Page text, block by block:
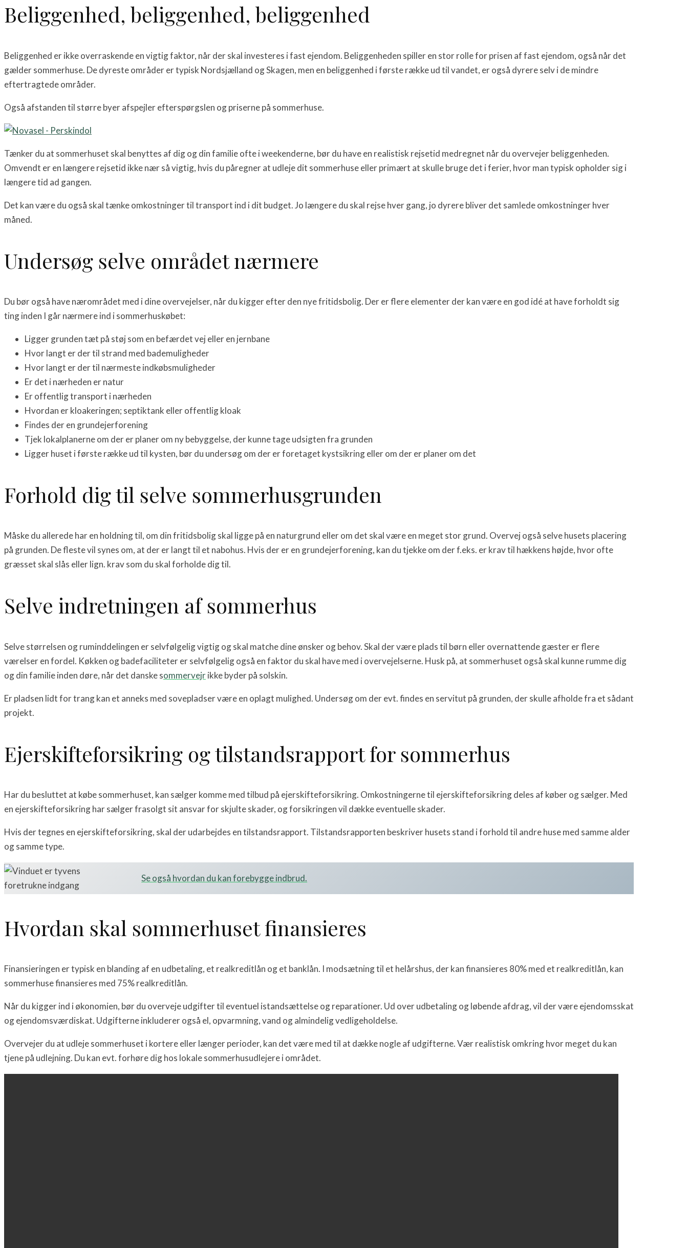
Beliggenhed, beliggenhed, beliggenhed
Beliggenhed er ikke overraskende en vigtig faktor, når der skal investeres i fast ejendom. Beliggenheden spiller en stor rolle for prisen af fast ejendom, også når det
gælder sommerhuse. De dyreste områder er typisk Nordsjælland og Skagen, men en beliggenhed i første række ud til vandet, er også dyrere selv i de mindre
eftertragtede områder.
Også afstanden til større byer afspejler efterspørgslen og priserne på sommerhuse.
Tænker du at sommerhuset skal benyttes af dig og din familie ofte i weekenderne, bør du have en realistisk rejsetid medregnet når du overvejer beliggenheden.
Omvendt er en længere rejsetid ikke nær så vigtig, hvis du påregner at udleje dit sommerhuse eller primært at skulle bruge det i ferier, hvor man typisk opholder sig i
længere tid ad gangen.
Det kan være du også skal tænke omkostninger til transport ind i dit budget. Jo længere du skal rejse hver gang, jo dyrere bliver det samlede omkostninger hver
måned.
Undersøg selve området nærmere
Du bør også have nærområdet med i dine overvejelser, når du kigger efter den nye fritidsbolig. Der er flere elementer der kan være en god idé at have forholdt sig
ting inden I går nærmere ind i sommerhuskøbet:
Ligger grunden tæt på støj som en befærdet vej eller en jernbane
Hvor langt er der til strand med bademuligheder
Hvor langt er der til nærmeste indkøbsmuligheder
Er det i nærheden er natur
Er offentlig transport i nærheden
Hvordan er kloakeringen; septiktank eller offentlig kloak
Findes der en grundejerforening
Tjek lokalplanerne om der er planer om ny bebyggelse, der kunne tage udsigten fra grunden
Ligger huset i første række ud til kysten, bør du undersøg om der er foretaget kystsikring eller om der er planer om det
Forhold dig til selve sommerhusgrunden
Måske du allerede har en holdning til, om din fritidsbolig skal ligge på en naturgrund eller om det skal være en meget stor grund. Overvej også selve husets placering
på grunden. De fleste vil synes om, at der er langt til et nabohus. Hvis der er en grundejerforening, kan du tjekke om der f.eks. er krav til hækkens højde, hvor ofte
græsset skal slås eller lign. krav som du skal forholde dig til.
Selve indretningen af sommerhus
Selve størrelsen og ruminddelingen er selvfølgelig vigtig og skal matche dine ønsker og behov. Skal der være plads til børn eller overnattende gæster er flere
værelser en fordel. Køkken og badefaciliteter er selvfølgelig også en faktor du skal have med i overvejelserne. Husk på, at sommerhuset også skal kunne rumme dig
og din familie inden døre, når det danske sommervejrikke byder på solskin.
Er pladsen lidt for trang kan et anneks med sovepladser være en oplagt mulighed. Undersøg om der evt. findes en servitut på grunden, der skulle afholde fra et sådant
projekt.
Ejerskifteforsikring og tilstandsrapport for sommerhus
Har du besluttet at købe sommerhuset, kan sælger komme med tilbud på ejerskifteforsikring. Omkostningerne til ejerskifteforsikring deles af køber og sælger. Med
en ejerskifteforsikring har sælger frasolgt sit ansvar for skjulte skader, og forsikringen vil dække eventuelle skader.
Hvis der tegnes en ejerskifteforsikring, skal der udarbejdes en tilstandsrapport. Tilstandsrapporten beskriver husets stand i forhold til andre huse med samme alder
og samme type.
Se også hvordan du kan forebygge indbrud.
Hvordan skal sommerhuset finansieres
Finansieringen er typisk en blanding af en udbetaling, et realkreditlån og et banklån. I modsætning til et helårshus, der kan finansieres 80% med et realkreditlån, kan
sommerhuse finansieres med 75% realkreditlån.
Når du kigger ind i økonomien, bør du overveje udgifter til eventuel istandsættelse og reparationer. Ud over udbetaling og løbende afdrag, vil der være ejendomsskat
og ejendomsværdiskat. Udgifterne inkluderer også el, opvarmning, vand og almindelig vedligeholdelse.
Overvejer du at udleje sommerhuset i kortere eller længer perioder, kan det være med til at dække nogle af udgifterne. Vær realistisk omkring hvor meget du kan
tjene på udlejning. Du kan evt. forhøre dig hos lokale sommerhusudlejere i området.